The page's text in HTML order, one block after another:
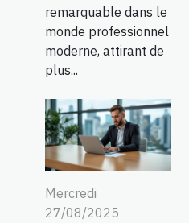
remarquable dans le
monde professionnel
moderne, attirant de
plus...
Mercredi
27/08/2025